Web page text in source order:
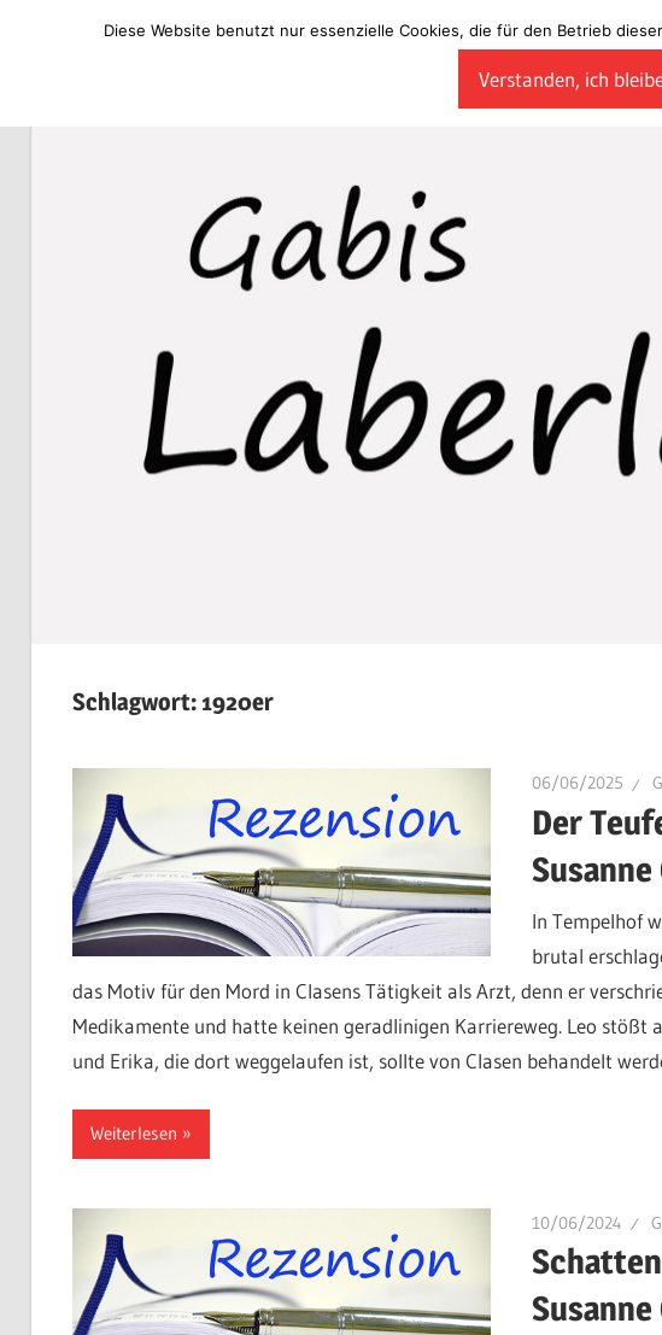
Schlagwort: 1920er
06/06/2025
Der
In Tempelhof
brutal
das Motiv für den Mord in Clasens Tätigkeit als Arzt, denn er
Medikamente und hatte keinen geradlinigen Karriereweg. Leo stößt
und Erika, die dort weggelaufen ist, sollte von Clasen behandelt
Weiterlesen
10/06/2024
Diese Website benutzt nur essenzielle Cookies, die für den Betrieb
Verstanden, ich